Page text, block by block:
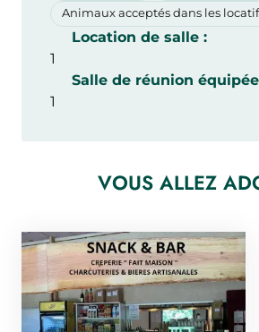
Animaux acceptés dans les
Location de salle :
1
Salle de réunion
1
VOUS ALLEZ